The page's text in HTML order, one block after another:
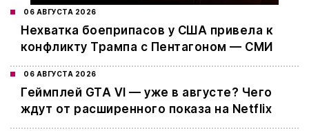
06 АВГУСТА 2026
Нехватка боеприпасов у США привела к
конфликту Трампа с Пентагоном — СМИ
06 АВГУСТА 2026
Геймплей GTA VI — уже в августе? Чего
ждут от расширенного показа на Netflix